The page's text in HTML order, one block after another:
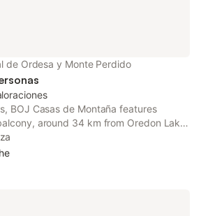
de Ordesa y Monte Perdido
BOJ Casas de Montaña features
around 34 km from Oredon Lake.
at the chalet for the convenience of